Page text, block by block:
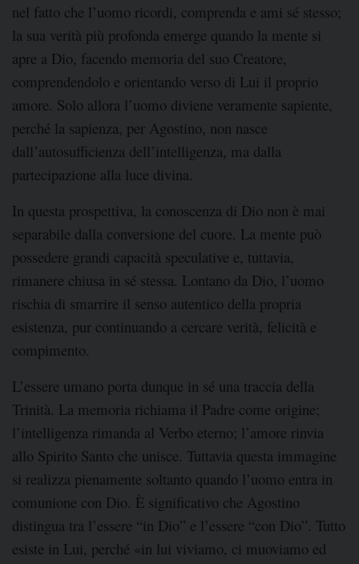
nel fatto che l’uomo ricordi, comprenda e ami sé stesso;
la sua verità più profonda emerge quando la mente si
apre a Dio, facendo memoria del suo Creatore,
comprendendolo e orientando verso di Lui il proprio
amore. Solo allora l’uomo diviene veramente sapiente,
perché la sapienza, per Agostino, non nasce
dall’autosufficienza dell’intelligenza, ma dalla
partecipazione alla luce divina.
In questa prospettiva, la conoscenza di Dio non è mai
separabile dalla conversione del cuore. La mente può
possedere grandi capacità speculative e, tuttavia,
rimanere chiusa in sé stessa. Lontano da Dio, l’uomo
rischia di smarrire il senso autentico della propria
esistenza, pur continuando a cercare verità, felicità e
compimento.
L’essere umano porta dunque in sé una traccia della
Trinità. La memoria richiama il Padre come origine;
l’intelligenza rimanda al Verbo eterno; l’amore rinvia
allo Spirito Santo che unisce. Tuttavia questa immagine
si realizza pienamente soltanto quando l’uomo entra in
comunione con Dio. È significativo che Agostino
distingua tra l’essere “in Dio” e l’essere “con Dio”. Tutto
esiste in Lui, perché «in lui viviamo, ci muoviamo ed